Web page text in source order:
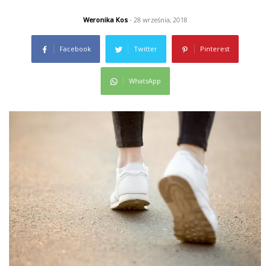
Weronika Kos- 28 września, 2018
Facebook Twitter Pinterest
WhatsApp